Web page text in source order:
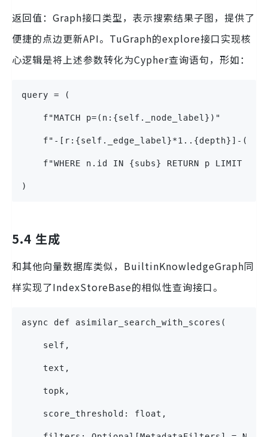
返回值：Graph接口类型，表示搜索结果子图，提供了
便捷的点边更新API。TuGraph的explore接口实现核
心逻辑是将上述参数转化为Cypher查询语句，形如：
query = (
    f"MATCH p=(n:{self._node_label})"
f"-[r:{self._edge_label}*1..{depth}]-
f"WHERE n.id IN {subs} RETURN p LIMIT
)
5.4 生成
和其他向量数据库类似，BuiltinKnowledgeGraph同
样实现了IndexStoreBase的相似性查询接口。
async def asimilar_search_with_scores(
    self,
    text,
    topk,
    score_threshold: float,